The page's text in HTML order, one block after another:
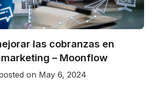
las cobranzas en
– Moonflow
on May 6, 2024